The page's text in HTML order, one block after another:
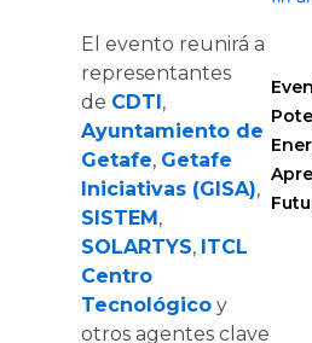
El evento reunirá a
representantes
de CDTI,
Ayuntamiento de
Getafe, Getafe
Iniciativas (GISA),
SISTEM,
SOLARTYS, ITCL
Centro
Tecnológico y
otros agentes clave